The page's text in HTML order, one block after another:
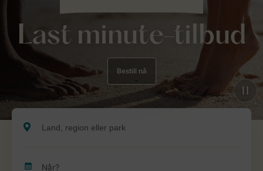
Last minute-tilbud
Bestill nå